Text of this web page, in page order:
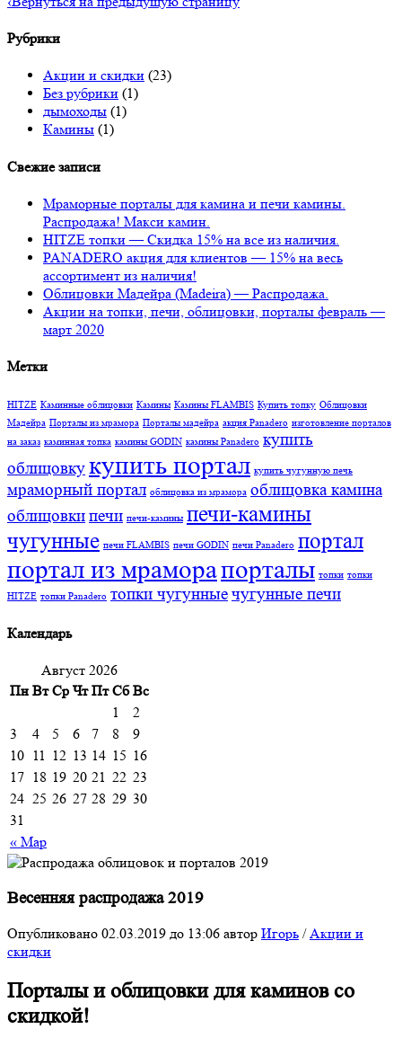
Рубрики
Акции и скидки (23)
Без рубрики (1)
дымоходы (1)
Камины (1)
Свежие записи
Мраморные порталы для камина и печи камины.
Распродажа! Макси камин.
HITZE топки — Скидка 15% на все из наличия.
PANADERO акция для клиентов — 15% на весь
ассортимент из наличия!
Облицовки Мадейра (Мadeira) — Распродажа.
Акции на топки, печи, облицовки, порталы февраль —
март 2020
Метки
HITZE Каминные облицовки Камины Камины FLAMBIS Купить топку Облицовки
Мадейра Порталы из мрамора Порталы мадейра акция Panadero изготовление порталов
на заказ каминная топка камины GODIN камины Panadero купить
облицовкукупить портал купить чугунную печь
мраморный портал облицовка из мрамора облицовка камина
облицовкипечи печи-камины печи-камины
чугунные печи FLAMBIS печи GODIN печи Panadero портал
портал из мраморапорталы топки топки
HITZE топки Panadero топки чугунныечугунные печи
Календарь
Август 2026
Пн Вт Ср Чт Пт Сб Вс
« Мар
1
2
3
4 5 6 7 8
9
10 11 12 13 14 15 16
17 18 19 20 21 22 23
24 25 26 27 28 29 30
31
Весенняя распродажа 2019
Опубликовано 02.03.2019 до 13:06 автор Игорь /Акции и
скидки
Порталы и облицовки для каминов со
скидкой!